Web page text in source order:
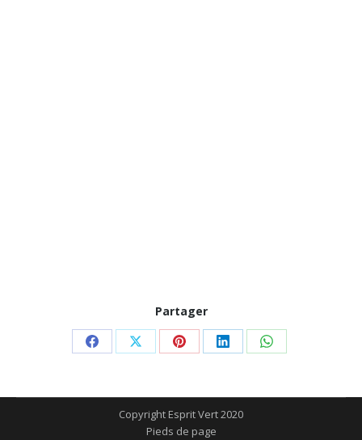
Partager
Partager
Facebook
Partager
X
Partager
Pinterest
Partager
LinkedIn
Partager
WhatsApp
Copyright Esprit Vert 2020
Pieds de page